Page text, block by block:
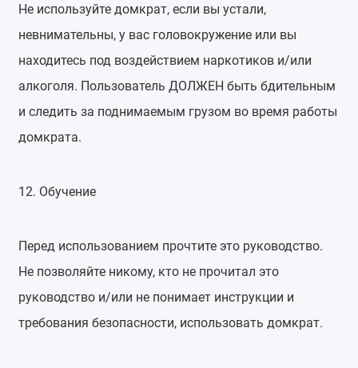
Не используйте домкрат, если вы устали,
невнимательны, у вас головокружение или вы
находитесь под воздействием наркотиков и/или
алкоголя. Пользователь ДОЛЖЕН быть бдительным
и следить за поднимаемым грузом во время работы
домкрата.
12. Обучение
Перед использованием прочтите это руководство.
Не позволяйте никому, кто не прочитал это
руководство и/или не понимает инструкции и
требования безопасности, использовать домкрат.